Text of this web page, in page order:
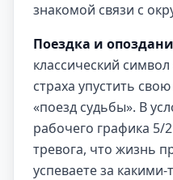
знакомой связи с
Поездка и
классический
страха упустить
«поезд судьбы». В
рабочего графика 5/
тревога, что жизнь
успеваете за